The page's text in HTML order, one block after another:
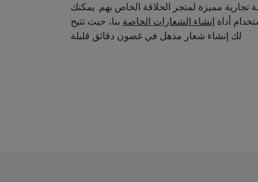
تجارية مميزة لمتجر الحلاقة الخاص بهم. يمكنك
أداة إنشاء الشعارات الخاصة بنا، حيث تتيح
لك إنشاء شعار مذهل في غضون دقائق قليلة